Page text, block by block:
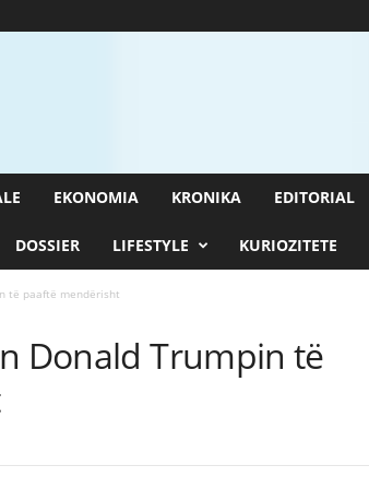
EKONOMIA KRONIKA EDITORIAL
DOSSIER LIFESTYLE KURIOZITETE
të paaftë mendërisht
Donald Trumpin të